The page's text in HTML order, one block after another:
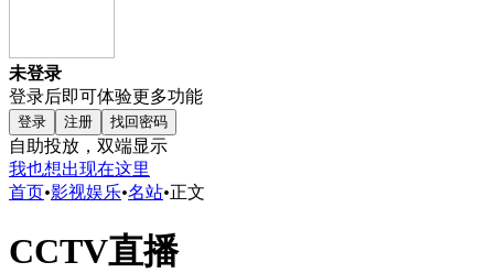
未登录
登录后即可体验更多功能
登录 注册 找回密码
自助投放，双端显示
我也想出现在这里
首页•影视娱乐•名站•正文
CCTV直播